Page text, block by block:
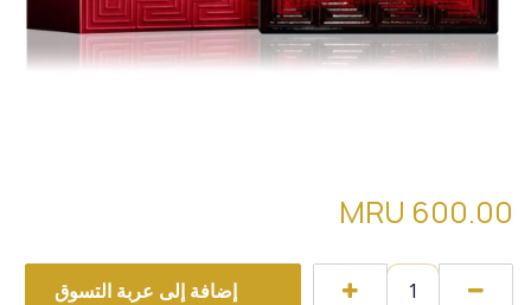
600.00
إضافة إلى عربة التسوق